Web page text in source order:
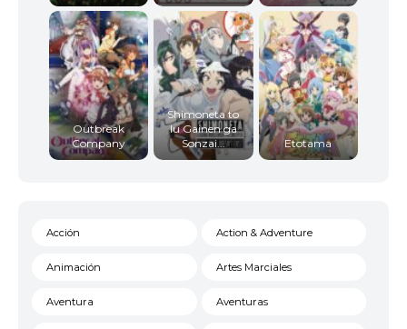
Outbreak
Company
Shimoneta to
Iu Gainen ga
Sonzai...
Etotama
Acción Action & Adventure
Animación Artes Marciales
Aventura Aventuras